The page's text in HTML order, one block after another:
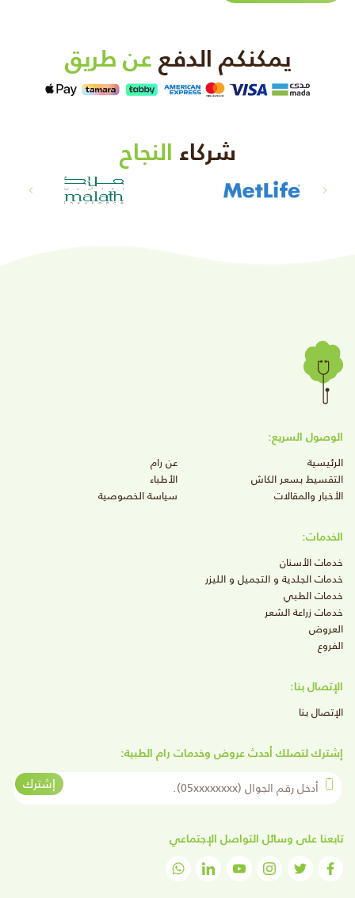
يمكنكم الدفععن طريق
شركاء النجاح
الوصول السريع:
الرئيسية
عن رام
التقسيط بسعر الكاش
الأطباء
الأخبار والمقالات
سياسة الخصوصية
الخدمات:
خدمات الأسنان
خدمات الجلدية و التجميل و الليزر
خدمات الطبي
خدمات زراعة الشعر
العروض
الفروع
الإتصال بنا:
الإتصال بنا
إشترك لتصلك أحدث عروض وخدمات رام الطبية:
أدخل رقم الجوال
إشترك
تابعنا على وسائل التواصل الإجتماعي